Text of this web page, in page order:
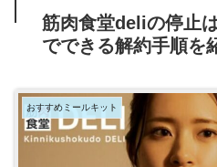
筋肉食堂deliの停止
でできる解約手順を
おすすめミールキット